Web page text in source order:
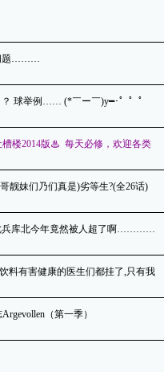
题………
球举例…… (*￣ー￣)y━･゜゜゜
槽楼2014版♨ 每天必修，欢迎各类
靓妹们乃们真是)劣等生?(全26话)
兵库北今年竟然被人超了啊…………
料有害健康的医生们都挂了,只有我
（第一季）